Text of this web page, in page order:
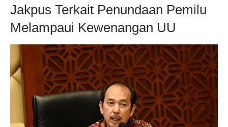
Jakpus Terkait Penundaan Pemilu
Melampaui Kewenangan UU